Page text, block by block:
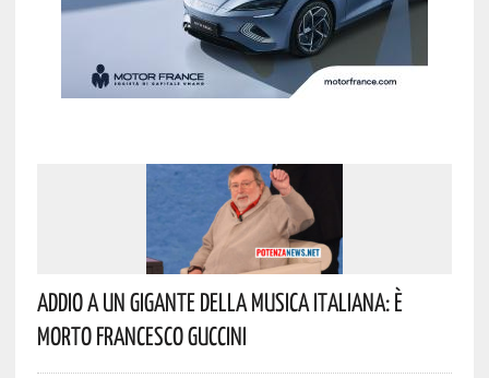
Addio A Un Gigante Della Musica Italiana: È
Morto Francesco Guccini